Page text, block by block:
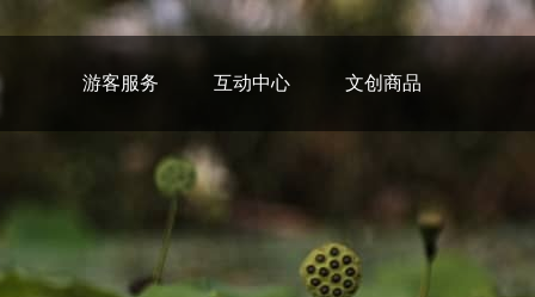
游客服务 互动中心 文创商品